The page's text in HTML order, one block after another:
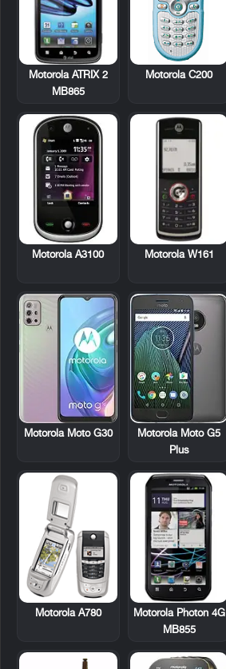
Motorola C200
Motorola ATRIX 2
MB865
Motorola W161
Motorola A3100
Motorola Moto G5
Plus
Motorola Moto G30
Motorola Photon 4G
MB855
Motorola A780